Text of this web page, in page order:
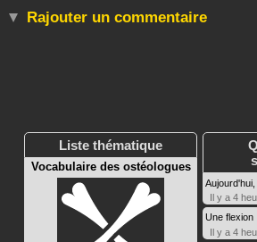
Rajouter un commentaire
Liste thématique
Vocabulaire des ostéologues
Il y a 4
Une flexion :
Il y a 4